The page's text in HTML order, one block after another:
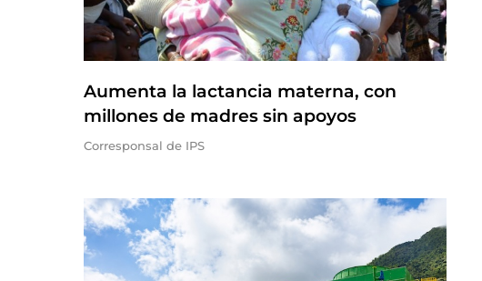
Aumenta la lactancia materna, con
millones de madres sin apoyos
Corresponsal de IPS